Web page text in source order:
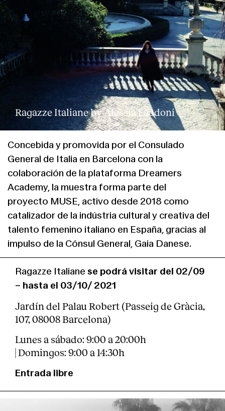
Ragazze Italiane by Alessia Laudoni
Concebida y promovida por el Consulado
General de Italia en Barcelona con la
colaboración de la plataforma Dreamers
Academy, la muestra forma parte del
proyecto MUSE, activo desde 2018 como
catalizador de la indústria cultural y creativa del
talento femenino italiano en España, gracias al
impulso de la Cónsul General, Gaia Danese.
Ragazze Italiane se podrá visitar del 02/09
– hasta el 03/10/ 2021
Jardín del Palau Robert (Passeig de Gràcia,
107, 08008 Barcelona)
Lunes a sábado: 9:00 a 20:00h
| Domingos: 9:00 a 14:30h
Entrada libre